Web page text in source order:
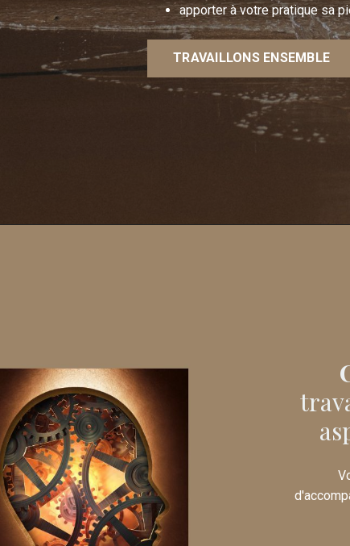
apporter à votre pratique sa
TRAVAILLONS ENSEMBLE